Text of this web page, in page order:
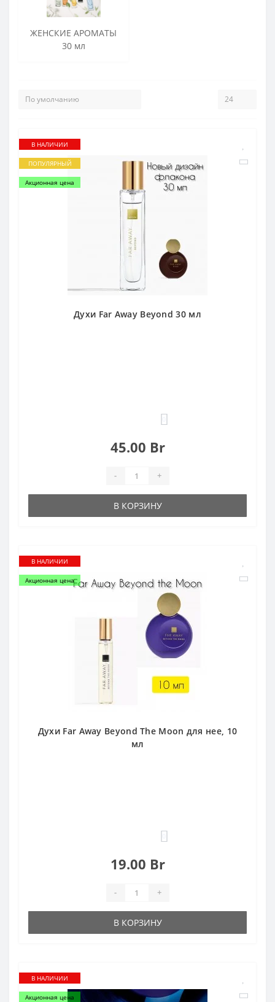
ЖЕНСКИЕ АРОМАТЫ
30 мл
В НАЛИЧИИ
ПОПУЛЯРНЫЙ
Акционная цена
Духи Far Away Beyond 30 мл
45.00 Br
- +
В КОРЗИНУ
В НАЛИЧИИ
Акционная цена
Духи Far Away Beyond The Moon для нее, 10
мл
19.00 Br
- +
В КОРЗИНУ
В НАЛИЧИИ
Акционная цена